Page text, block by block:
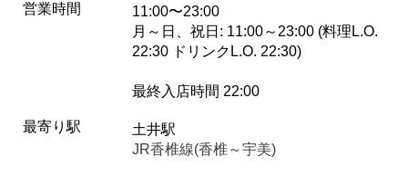
営業時間
11:00〜23:00
月～日、祝日: 11:00～23:00 (料理L.O.
22:30 ドリンクL.O. 22:30)
最終入店時間 22:00
最寄り駅
土井駅
JR香椎線(香椎～宇美)